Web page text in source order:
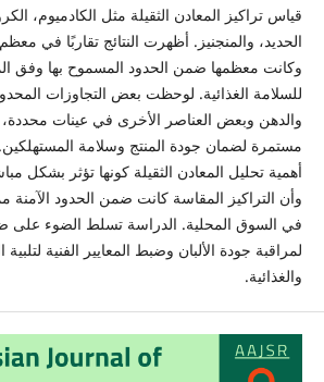
قياس تراكيز المعادن الثقيلة مثل الكادميوم،
الحديد، والمنجنيز. أظهرت النتائج تقاربًا في
وكانت معظمها ضمن الحدود المسموح بها وفق
للسلامة الغذائية. لوحظت بعض التجاوزات
والدهن وبعض العناصر الأخرى في عينات
مستمرة لضمان جودة المنتج وسلامة المستهلكين.
أهمية تحليل المعادن الثقيلة كونها تؤثر بشكل
وأن التراكيز المقاسة كانت ضمن الحدود الآمنة
في السوق المحلية. الدراسة تسلط الضوء على
لمراقبة جودة الألبان وضبط المعايير الفنية
والغذائية.